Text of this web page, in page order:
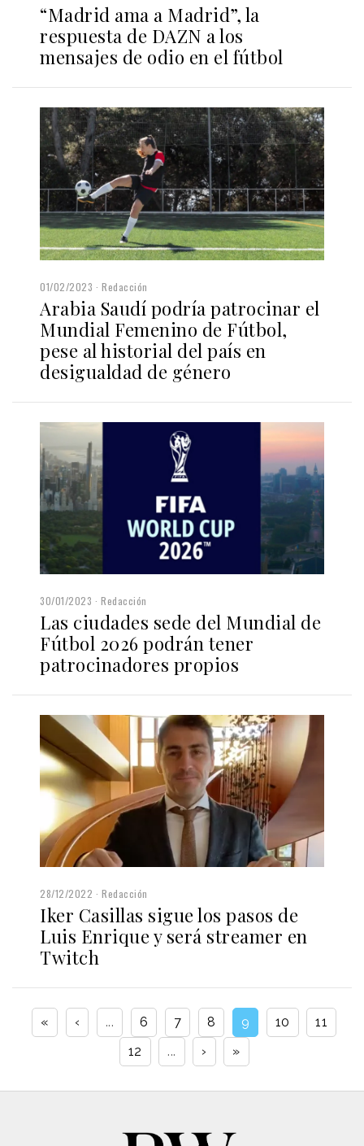
“Madrid ama a Madrid”, la
respuesta de DAZN a los
mensajes de odio en el fútbol
01/02/2023 Redacción
Arabia Saudí podría patrocinar el
Mundial Femenino de Fútbol,
pese al historial del país en
desigualdad de género
30/01/2023 Redacción
Las ciudades sede del Mundial de
Fútbol 2026 podrán tener
patrocinadores propios
28/12/2022 Redacción
Iker Casillas sigue los pasos de
Luis Enrique y será streamer en
Twitch
« ‹ ... 6 7 8 9 10
11
12
... › »